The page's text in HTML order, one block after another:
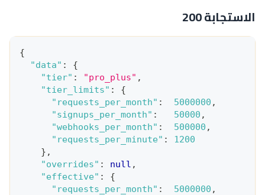
الاستجابة 200
{
"data" :
{
"tier" : "pro_plus" ,
"tier_limits" :
{
"requests_per_month" : 5000000 ,
"signups_per_month" : 50000 ,
"webhooks_per_month" : 500000 ,
"requests_per_minute" :
1200
} ,
"overrides" : null ,
"effective" :
{
"requests_per_month" : 5000000 ,